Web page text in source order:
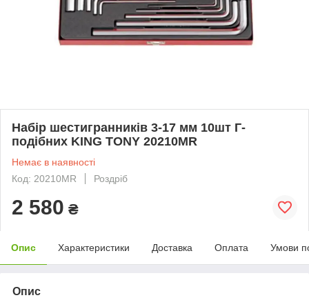
Набір шестигранників 3-17 мм 10шт Г-
подібних KING TONY 20210MR
Немає в наявності
Код: 20210MR
Роздріб
2 580 ₴
Опис Характеристики Доставка Оплата Умови
Опис